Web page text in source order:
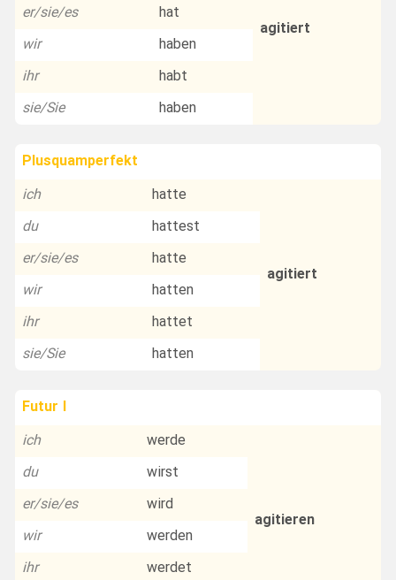
agitiert
er/sie/es
hat
wir
haben
ihr
habt
sie/Sie
haben
Plusquamperfekt
ich
hatte
agitiert
du
hattest
er/sie/es
hatte
wir
hatten
ihr
hattet
sie/Sie
hatten
Futur I
ich
werde
agitieren
du
wirst
er/sie/es
wird
wir
werden
ihr
werdet